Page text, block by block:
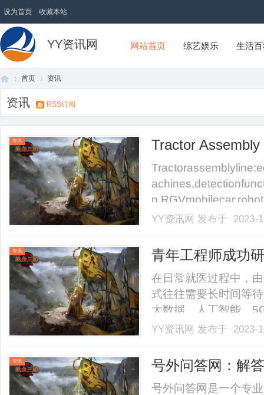
设为首页 收藏本站
YY资讯网 网站首页 综艺娱乐 生活
首页 资讯
资讯 RSS订阅
资讯 Tractor Assembly
YY资讯网 发布于 2023-
资讯 青年工程师成功
在日常就医过程中，
式往往需要长时间等
大数据、人工智能、
互联网快速普及，在
让“急难愁盼”变“满意
YY资讯网 发布于 2023-
资讯 号外问答网：解
号外问答网是一个专